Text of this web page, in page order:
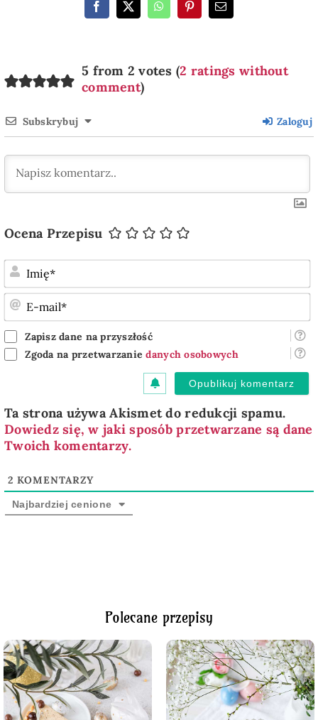
5 from 2 votes (2 ratings without
comment)
Subskrybuj Zaloguj
Ocena Przepisu
Zapisz dane na przyszłość
Zgoda na przetwarzaniedanych osobowych
Ta strona używa Akismet do redukcji spamu.
Dowiedz się, w jaki sposób przetwarzane są dane
Twoich komentarzy.
2 KOMENTARZY
Najbardziej cenione
Polecane przepisy